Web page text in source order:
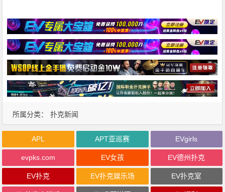
所属分类： 扑克新闻
APL APT亚巡赛 EVgirls
evpks.com EV女孩 EV德州扑克
EV扑克 EV扑克娱乐场 EV扑克室